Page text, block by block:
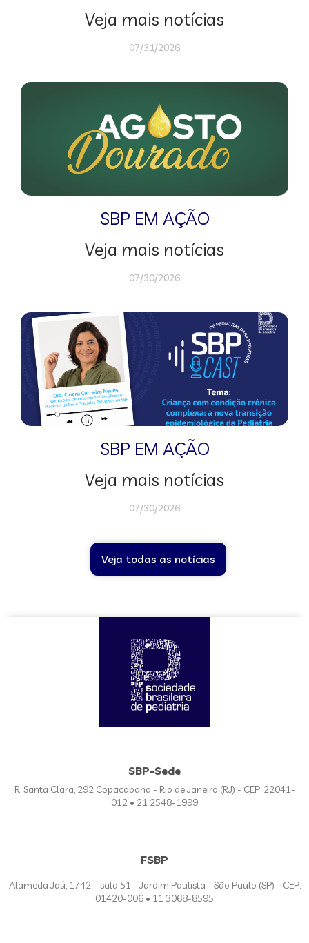
Veja mais notícias
07/31/2026
SBP EM AÇÃO
Veja mais notícias
07/30/2026
SBP EM AÇÃO
Veja mais notícias
07/30/2026
Veja todas as notícias
SBP-Sede
R. Santa Clara, 292 Copacabana - Rio de Janeiro (RJ) - CEP: 22041-
012 • 21 2548-1999
FSBP
Alameda Jaú, 1742 – sala 51 - Jardim Paulista - São Paulo (SP) - CEP:
01420-006 • 11 3068-8595